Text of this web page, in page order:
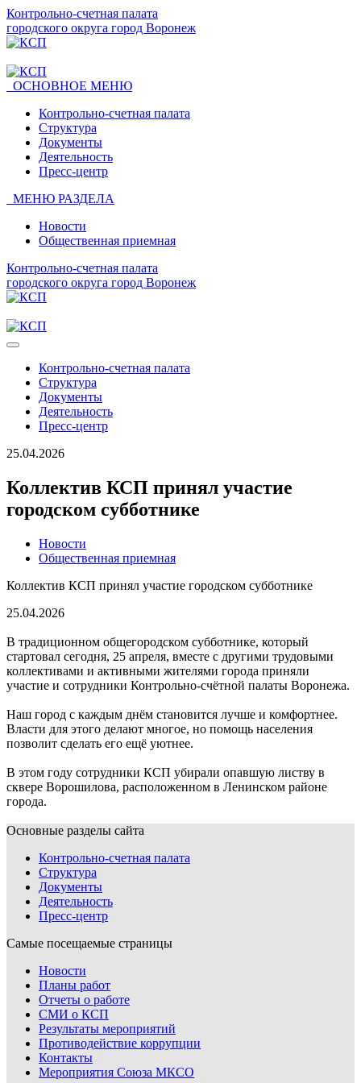
Контрольно-счетная палата
городского округа город Воронеж
ОСНОВНОЕ МЕНЮ
Контрольно-счетная палата
Структура
Документы
Деятельность
Пресс-центр
МЕНЮ РАЗДЕЛА
Новости
Общественная приемная
Контрольно-счетная палата
городского округа город Воронеж
Контрольно-счетная палата
Структура
Документы
Деятельность
Пресс-центр
25.04.2026
Коллектив КСП принял участие
городском субботнике
Новости
Общественная приемная
Коллектив КСП принял участие городском субботнике
25.04.2026
В традиционном общегородском субботнике, который
стартовал сегодня, 25 апреля, вместе с другими трудовыми
коллективами и активными жителями города приняли
участие и сотрудники Контрольно-счётной палаты Воронежа.
Наш город с каждым днём становится лучше и комфортнее.
Власти для этого делают многое, но помощь населения
позволит сделать его ещё уютнее.
В этом году сотрудники КСП убирали опавшую листву в
сквере Ворошилова, расположенном в Ленинском районе
города.
Основные разделы сайта
Контрольно-счетная палата
Структура
Документы
Деятельность
Пресс-центр
Самые посещаемые страницы
Новости
Планы работ
Отчеты о работе
СМИ о КСП
Результаты мероприятий
Противодействие коррупции
Контакты
Мероприятия Союза МКСО